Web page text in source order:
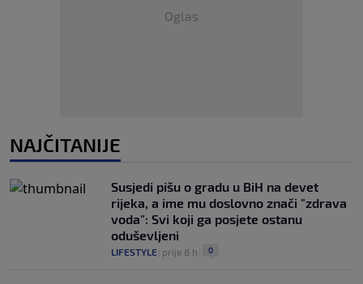
Oglas
NAJČITANIJE
Susjedi pišu o gradu u BiH na devet
rijeka, a ime mu doslovno znači "zdrava
voda": Svi koji ga posjete ostanu
oduševljeni
LIFESTYLE prije 8 h 0